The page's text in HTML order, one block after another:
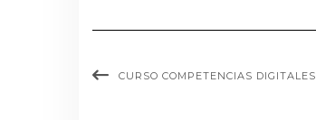
CURSO COMPETENCIAS DIGITALES